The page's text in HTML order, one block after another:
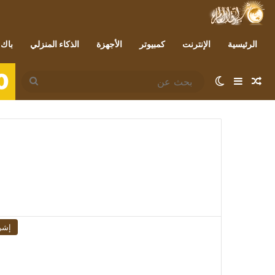
الرئيسية الإنترنت كمبيوتر الأجهزة الذكاء المنزلي
مقال عشوائي
إضافة عمود جانبي
الوضع المظلم
بحث
عن